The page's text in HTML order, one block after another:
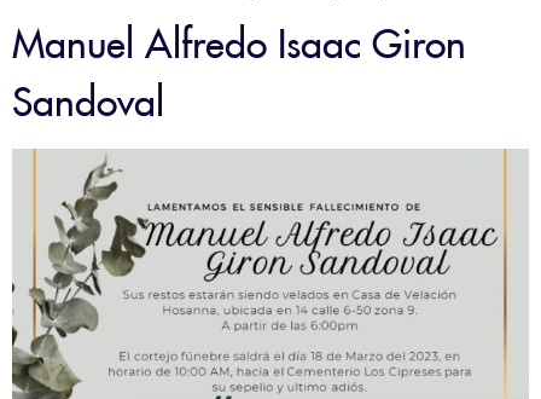
Manuel Alfredo Isaac Giron
Sandoval